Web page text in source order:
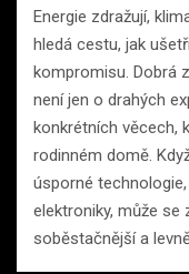
Energie zdražují,
hledá cestu, jak
kompromisu. Dobrá
není jen o drahých
konkrétních věcech,
rodinném domě.
úsporné
elektroniky, může se
soběstačnější a